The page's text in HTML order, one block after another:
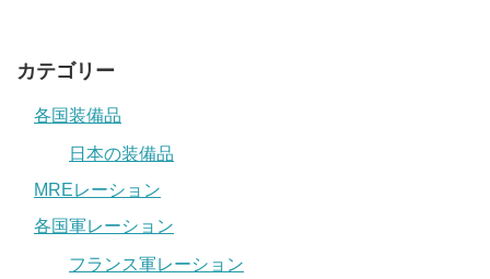
カテゴリー
各国装備品
日本の装備品
MREレーション
各国軍レーション
フランス軍レーション